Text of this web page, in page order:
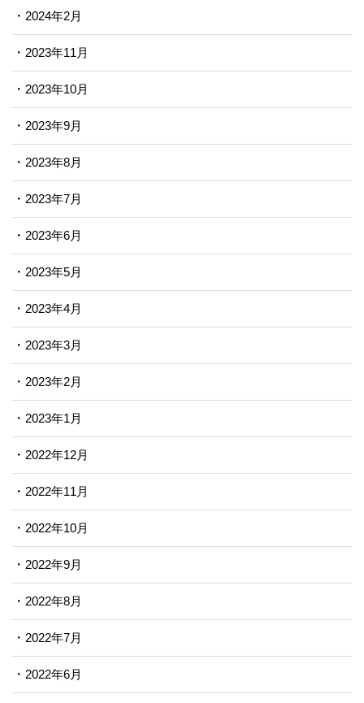
2024年2月
2023年11月
2023年10月
2023年9月
2023年8月
2023年7月
2023年6月
2023年5月
2023年4月
2023年3月
2023年2月
2023年1月
2022年12月
2022年11月
2022年10月
2022年9月
2022年8月
2022年7月
2022年6月